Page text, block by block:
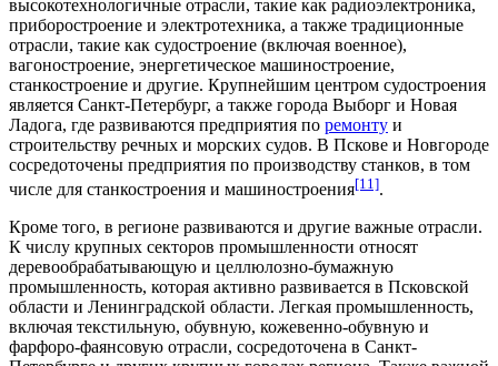
высокотехнологичные отрасли, такие как радиоэлектроника,
приборостроение и электротехника, а также традиционные
отрасли, такие как судостроение (включая военное),
вагоностроение, энергетическое машиностроение,
станкостроение и другие. Крупнейшим центром судостроения
является Санкт-Петербург, а также города Выборг и Новая
Ладога, где развиваются предприятия по ремонту и
строительству речных и морских судов. В Пскове и Новгороде
сосредоточены предприятия по производству станков, в том
числе для станкостроения и машиностроения[11].
Кроме того, в регионе развиваются и другие важные отрасли.
К числу крупных секторов промышленности относят
деревообрабатывающую и целлюлозно-бумажную
промышленность, которая активно развивается в Псковской
области и Ленинградской области. Легкая промышленность,
включая текстильную, обувную, кожевенно-обувную и
фарфоро-фаянсовую отрасли, сосредоточена в Санкт-